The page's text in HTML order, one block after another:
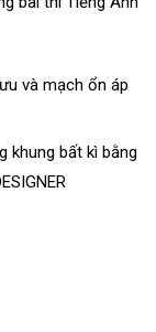
và mạch ổn áp
khung bất kì bằng